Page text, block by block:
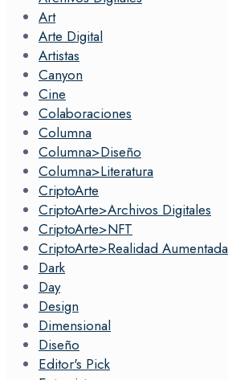
Art
Arte Digital
Artistas
Canyon
Cine
Colaboraciones
Columna
Columna>Diseño
Columna>Literatura
CriptoArte
CriptoArte>Archivos Digitales
CriptoArte>NFT
CriptoArte>Realidad Aumentada
Dark
Day
Design
Dimensional
Diseño
Editor's Pick